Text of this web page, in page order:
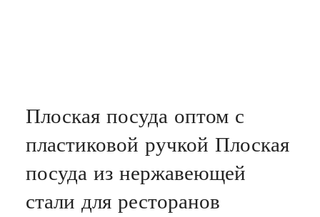
Плоская посуда оптом с
пластиковой ручкой Плоская
посуда из нержавеющей
стали для ресторанов